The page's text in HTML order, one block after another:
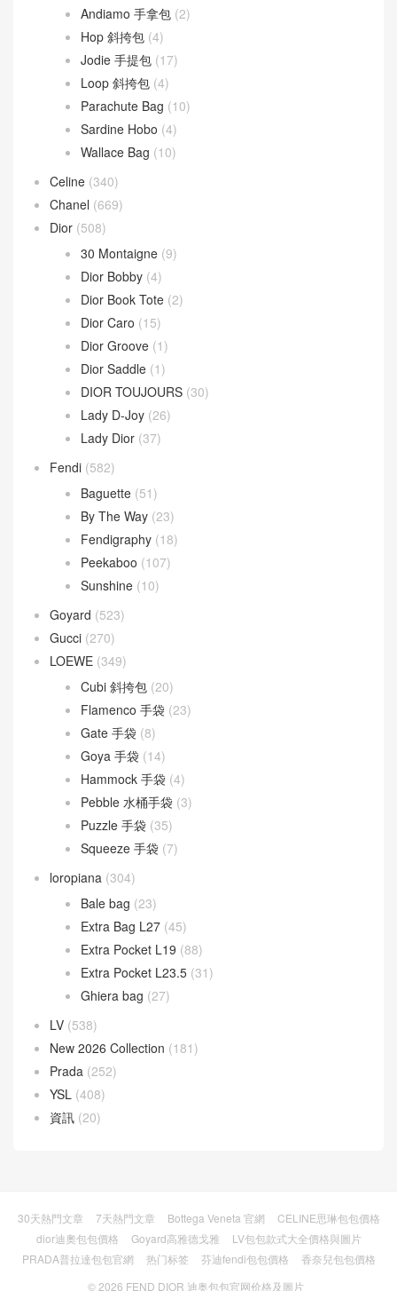
Andiamo 手拿包 (2)
Hop 斜挎包 (4)
Jodie 手提包 (17)
Loop 斜挎包 (4)
Parachute Bag (10)
Sardine Hobo (4)
Wallace Bag (10)
Celine (340)
Chanel (669)
Dior (508)
30 Montaigne (9)
Dior Bobby (4)
Dior Book Tote (2)
Dior Caro (15)
Dior Groove (1)
Dior Saddle (1)
DIOR TOUJOURS (30)
Lady D-Joy (26)
Lady Dior (37)
Fendi (582)
Baguette (51)
By The Way (23)
Fendigraphy (18)
Peekaboo (107)
Sunshine (10)
Goyard (523)
Gucci (270)
LOEWE (349)
Cubi 斜挎包 (20)
Flamenco 手袋 (23)
Gate 手袋 (8)
Goya 手袋 (14)
Hammock 手袋 (4)
Pebble 水桶手袋 (3)
Puzzle 手袋 (35)
Squeeze 手袋 (7)
loropiana (304)
Bale bag (23)
Extra Bag L27 (45)
Extra Pocket L19 (88)
Extra Pocket L23.5 (31)
Ghiera bag (27)
LV (538)
New 2026 Collection (181)
Prada (252)
YSL (408)
資訊 (20)
30天熱門文章 7天熱門文章 Bottega Veneta 官網
CELINE思琳包包價格
dior迪奧包包價格
Goyard高雅德戈雅
LV包包款式大全價格與圖片
PRADA普拉達包包官網
热门标签 芬迪fendi包包價格
香奈兒包包價格
© 2026 FEND DIOR 迪奥包包官网价格及圖片